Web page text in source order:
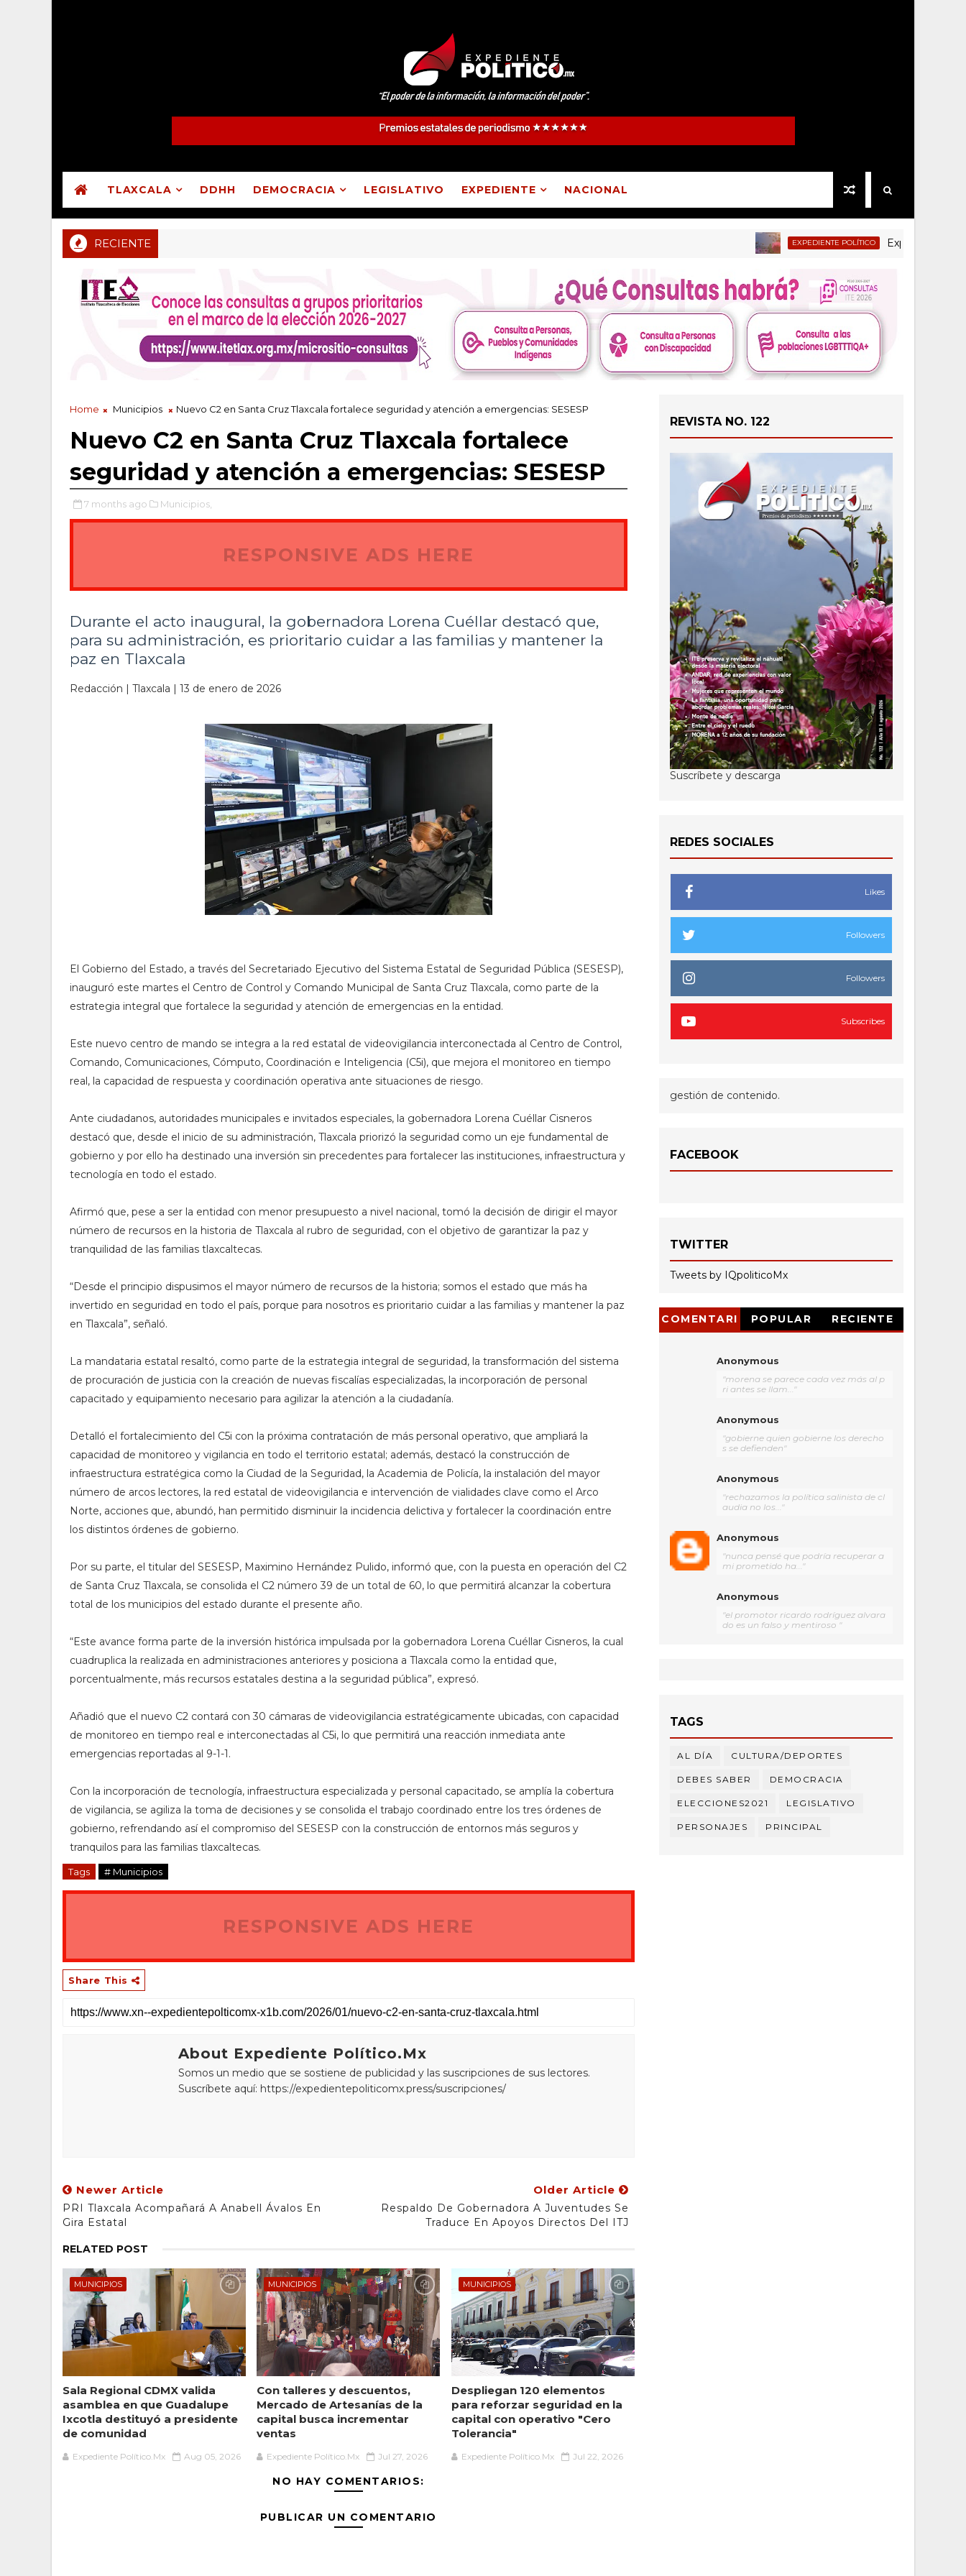
TLAXCALA DDHH DEMOCRACIA LEGISLATIVO EXPEDIENTE NACIONAL
RECIENTE EXPEDIENTE POLÍTICO Expediente Politico.Mx
Home Municipios Nuevo C2 en Santa Cruz Tlaxcala fortalece seguridad y atención a emergencias: SESESP
Nuevo C2 en Santa Cruz Tlaxcala fortalece
seguridad y atención a emergencias: SESESP
7 months ago Municipios,
RESPONSIVE ADS HERE
Durante el acto inaugural, la gobernadora Lorena Cuéllar destacó que,
para su administración, es prioritario cuidar a las familias y mantener la
paz en Tlaxcala
Redacción | Tlaxcala | 13 de enero de 2026
El Gobierno del Estado, a través del Secretariado Ejecutivo del Sistema Estatal de Seguridad Pública (SESESP),
inauguró este martes el Centro de Control y Comando Municipal de Santa Cruz Tlaxcala, como parte de la
estrategia integral que fortalece la seguridad y atención de emergencias en la entidad.
Este nuevo centro de mando se integra a la red estatal de videovigilancia interconectada al Centro de Control,
Comando, Comunicaciones, Cómputo, Coordinación e Inteligencia (C5i), que mejora el monitoreo en tiempo
real, la capacidad de respuesta y coordinación operativa ante situaciones de riesgo.
Ante ciudadanos, autoridades municipales e invitados especiales, la gobernadora Lorena Cuéllar Cisneros
destacó que, desde el inicio de su administración, Tlaxcala priorizó la seguridad como un eje fundamental de
gobierno y por ello ha destinado una inversión sin precedentes para fortalecer las instituciones, infraestructura y
tecnología en todo el estado.
Afirmó que, pese a ser la entidad con menor presupuesto a nivel nacional, tomó la decisión de dirigir el mayor
número de recursos en la historia de Tlaxcala al rubro de seguridad, con el objetivo de garantizar la paz y
tranquilidad de las familias tlaxcaltecas.
“Desde el principio dispusimos el mayor número de recursos de la historia; somos el estado que más ha
invertido en seguridad en todo el país, porque para nosotros es prioritario cuidar a las familias y mantener la paz
en Tlaxcala”, señaló.
La mandataria estatal resaltó, como parte de la estrategia integral de seguridad, la transformación del sistema
de procuración de justicia con la creación de nuevas fiscalías especializadas, la incorporación de personal
capacitado y equipamiento necesario para agilizar la atención a la ciudadanía.
Detalló el fortalecimiento del C5i con la próxima contratación de más personal operativo, que ampliará la
capacidad de monitoreo y vigilancia en todo el territorio estatal; además, destacó la construcción de
infraestructura estratégica como la Ciudad de la Seguridad, la Academia de Policía, la instalación del mayor
número de arcos lectores, la red estatal de videovigilancia e intervención de vialidades clave como el Arco
Norte, acciones que, abundó, han permitido disminuir la incidencia delictiva y fortalecer la coordinación entre
los distintos órdenes de gobierno.
Por su parte, el titular del SESESP, Maximino Hernández Pulido, informó que, con la puesta en operación del C2
de Santa Cruz Tlaxcala, se consolida el C2 número 39 de un total de 60, lo que permitirá alcanzar la cobertura
total de los municipios del estado durante el presente año.
“Este avance forma parte de la inversión histórica impulsada por la gobernadora Lorena Cuéllar Cisneros, la cual
cuadruplica la realizada en administraciones anteriores y posiciona a Tlaxcala como la entidad que,
porcentualmente, más recursos estatales destina a la seguridad pública”, expresó.
Añadió que el nuevo C2 contará con 30 cámaras de videovigilancia estratégicamente ubicadas, con capacidad
de monitoreo en tiempo real e interconectadas al C5i, lo que permitirá una reacción inmediata ante
emergencias reportadas al 9-1-1.
Con la incorporación de tecnología, infraestructura especializada y personal capacitado, se amplía la cobertura
de vigilancia, se agiliza la toma de decisiones y se consolida el trabajo coordinado entre los tres órdenes de
gobierno, refrendando así el compromiso del SESESP con la construcción de entornos más seguros y
tranquilos para las familias tlaxcaltecas.
Tags # Municipios
RESPONSIVE ADS HERE
Share This
About Expediente Político.Mx
Somos un medio que se sostiene de publicidad y las suscripciones de sus lectores.
Suscríbete aquí: https://expedientepoliticomx.press/suscripciones/
Newer Article
PRI Tlaxcala Acompañará A Anabell Ávalos En
Gira Estatal
Older Article
Respaldo De Gobernadora A Juventudes Se
Traduce En Apoyos Directos Del ITJ
RELATED POST
MUNICIPIOS
Sala Regional CDMX valida
asamblea en que Guadalupe
Ixcotla destituyó a presidente
de comunidad
Expediente Político.Mx Aug 05, 2026
MUNICIPIOS
Con talleres y descuentos,
Mercado de Artesanías de la
capital busca incrementar
ventas
Expediente Político.Mx Jul 27, 2026
MUNICIPIOS
Despliegan 120 elementos
para reforzar seguridad en la
capital con operativo "Cero
Tolerancia"
Expediente Político.Mx Jul 22, 2026
NO HAY COMENTARIOS:
PUBLICAR UN COMENTARIO
REVISTA NO. 122
Suscríbete y descarga
REDES SOCIALES
Likes
Followers
Followers
Subscribes
gestión de contenido.
FACEBOOK
TWITTER
Tweets by IQpoliticoMx
COMENTARI
POPULAR RECIENTE
Anonymous
"morena se parece cada vez más al p
ri antes se llam..."
Anonymous
"gobierne quien gobierne los derecho
s se defienden"
Anonymous
"rechazamos la política salinista de cl
audia no los..."
Anonymous
"nunca pensé que podría recuperar a
mi prometido ha..."
Anonymous
"el promotor ricardo rodríguez alvara
do es un falso y mentiroso "
TAGS
AL DÍA CULTURA/DEPORTES
DEBES SABER DEMOCRACIA
ELECCIONES2021 LEGISLATIVO
PERSONAJES PRINCIPAL